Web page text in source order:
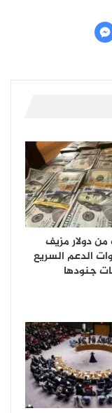
دولار مزيف
الدعم السريع
جنودها